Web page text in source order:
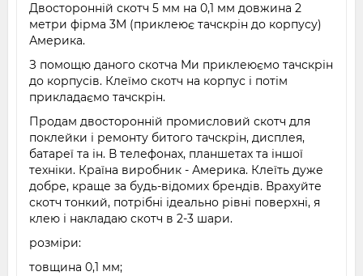
Двосторонній скотч 5 мм на 0,1 мм довжина 2
метри фірма 3M (приклеює тачскрін до корпусу)
Америка.
З помощю даного скотча Ми приклеюємо тачскрін
до корпусів. Клеїмо скотч на корпус і потім
прикладаємо тачскрін.
Продам двосторонній промисловий скотч для
поклейки і ремонту битого тачскрін, дисплея,
батареї та ін. В телефонах, планшетах та іншої
техніки. Країна виробник - Америка. Клеїть дуже
добре, краще за будь-відомих брендів. Врахуйте
скотч тонкий, потрібні ідеально рівні поверхні, я
клею і накладаю скотч в 2-3 шари.
розміри:
товщина 0,1 мм;